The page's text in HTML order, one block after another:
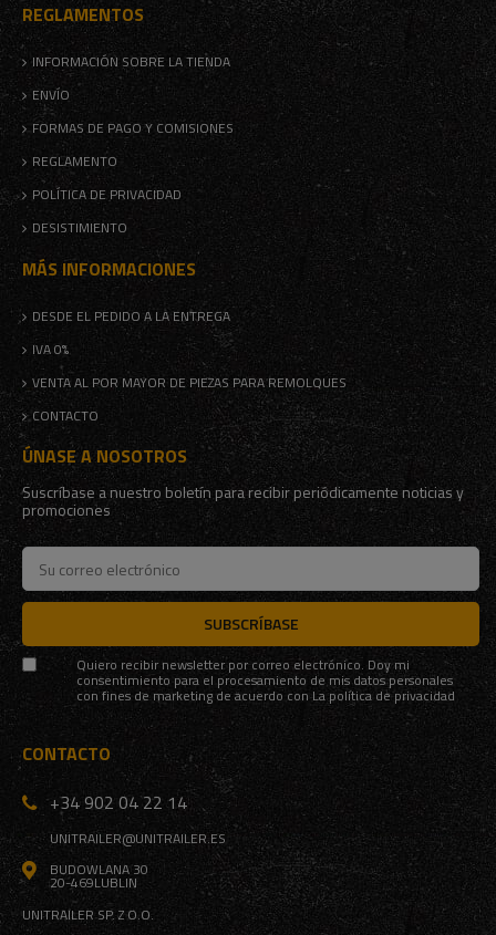
REGLAMENTOS
INFORMACIÓN SOBRE LA TIENDA
ENVÍO
FORMAS DE PAGO Y COMISIONES
REGLAMENTO
POLÍTICA DE PRIVACIDAD
DESISTIMIENTO
MÁS INFORMACIONES
DESDE EL PEDIDO A LA ENTREGA
IVA 0%
VENTA AL POR MAYOR DE PIEZAS PARA REMOLQUES
CONTACTO
ÚNASE A NOSOTROS
Suscríbase a nuestro boletín para recibir periódicamente noticias y
promociones
SUBSCRÍBASE
Quiero recibir newsletter por correo electrónico. Doy mi
consentimiento para el procesamiento de mis datos personales
con fines de marketing de acuerdo conLa política de privacidad
CONTACTO
+34 902 04 22 14
UNITRAILER@UNITRAILER.ES
BUDOWLANA 30
20-469LUBLIN
UNITRAILER SP. Z O.O.